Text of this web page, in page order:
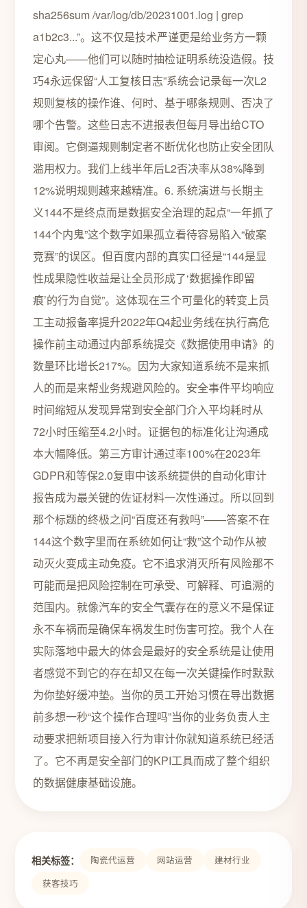
sha256sum /var/log/db/20231001.log | grep
a1b2c3...”。这不仅是技术严谨更是给业务方一颗
定心丸——他们可以随时抽检证明系统没造假。技
巧4永远保留“人工复核日志”系统会记录每一次L2
规则复核的操作谁、何时、基于哪条规则、否决了
哪个告警。这些日志不进报表但每月导出给CTO
审阅。它倒逼规则制定者不断优化也防止安全团队
滥用权力。我们上线半年后L2否决率从38%降到
12%说明规则越来越精准。6. 系统演进与长期主
义144不是终点而是数据安全治理的起点“一年抓了
144个内鬼”这个数字如果孤立看待容易陷入“破案
竞赛”的误区。但百度内部的真实口径是“144是显
性成果隐性收益是让全员形成了‘数据操作即留
痕’的行为自觉”。这体现在三个可量化的转变上员
工主动报备率提升2022年Q4起业务线在执行高危
操作前主动通过内部系统提交《数据使用申请》的
数量环比增长217%。因为大家知道系统不是来抓
人的而是来帮业务规避风险的。安全事件平均响应
时间缩短从发现异常到安全部门介入平均耗时从
72小时压缩至4.2小时。证据包的标准化让沟通成
本大幅降低。第三方审计通过率100%在2023年
GDPR和等保2.0复审中该系统提供的自动化审计
报告成为最关键的佐证材料一次性通过。所以回到
那个标题的终极之问“百度还有救吗”——答案不在
144这个数字里而在系统如何让“救”这个动作从被
动灭火变成主动免疫。它不追求消灭所有风险那不
可能而是把风险控制在可承受、可解释、可追溯的
范围内。就像汽车的安全气囊存在的意义不是保证
永不车祸而是确保车祸发生时伤害可控。我个人在
实际落地中最大的体会是最好的安全系统是让使用
者感觉不到它的存在却又在每一次关键操作时默默
为你垫好缓冲垫。当你的员工开始习惯在导出数据
前多想一秒“这个操作合理吗”当你的业务负责人主
动要求把新项目接入行为审计你就知道系统已经活
了。它不再是安全部门的KPI工具而成了整个组织
的数据健康基础设施。
相关标签： 陶瓷代运营 网站运营
建材行业
获客技巧